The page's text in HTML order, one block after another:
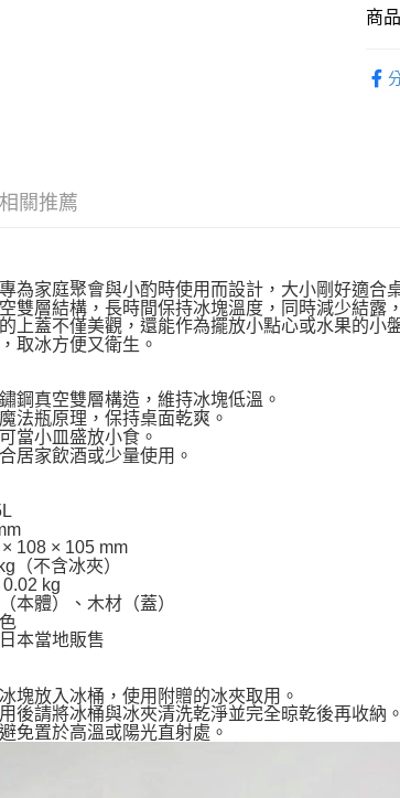
商
相關推薦
為家庭聚會與小酌時使用而設計，大小剛好適合
雙層結構，長時間保持冰塊溫度，同時減少結露
上蓋不僅美觀，還能作為擺放小點心或水果的小
取冰方便又衛生。
鋼真空雙層構造，維持冰塊低溫。
法瓶原理，保持桌面乾爽。
當小皿盛放小食。
居家飲酒或少量使用。
108 × 105 mm
（不含冰夾）
kg
本體）、木材（蓋）
本當地販售
塊放入冰桶，使用附贈的冰夾取用。
後請將冰桶與冰夾清洗乾淨並完全晾乾後再收納。
免置於高溫或陽光直射處。